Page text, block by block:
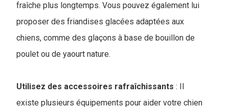
fraîche plus longtemps. Vous pouvez également lui
proposer des friandises glacées adaptées aux
chiens, comme des glaçons à base de bouillon de
poulet ou de yaourt nature.
Utilisez des accessoires rafraîchissants : Il
existe plusieurs équipements pour aider votre chien